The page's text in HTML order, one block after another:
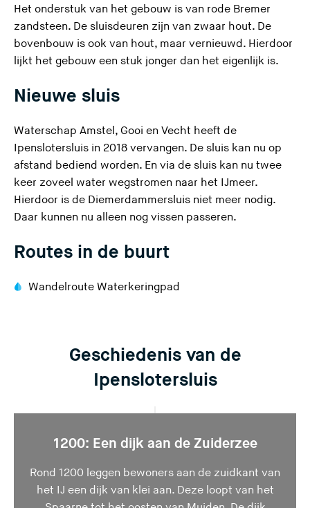
Het onderstuk van het gebouw is van rode Bremer
zandsteen. De sluisdeuren zijn van zwaar hout. De
bovenbouw is ook van hout, maar vernieuwd. Hierdoor
lijkt het gebouw een stuk jonger dan het eigenlijk is.
Nieuwe sluis
Waterschap Amstel, Gooi en Vecht heeft de
Ipenslotersluis in 2018 vervangen. De sluis kan nu op
afstand bediend worden. En via de sluis kan nu twee
keer zoveel water wegstromen naar het IJmeer.
Hierdoor is de Diemerdammersluis niet meer nodig.
Daar kunnen nu alleen nog vissen passeren.
Routes in de buurt
Wandelroute Waterkeringpad
Geschiedenis van de
Ipenslotersluis
1200: Een dijk aan de Zuiderzee
Rond 1200 leggen bewoners aan de zuidkant van
het IJ een dijk van klei aan. Deze loopt van het